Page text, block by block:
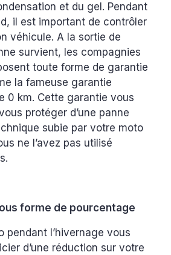
et du gel. Pendant
il est important de contrôler
véhicule. A la sortie de
survient, les compagnies
toute forme de garantie
la fameuse garantie
0 km. Cette garantie vous
protéger d’une panne
subie par votre moto
ne l’avez pas utilisé
forme de pourcentage
pendant l’hivernage vous
d’une réduction sur votre